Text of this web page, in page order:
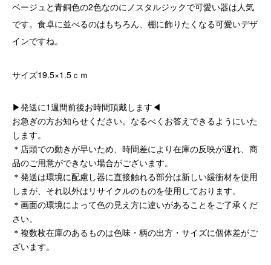
ベージュと青銅色の2色なのにノスタルジックで可愛い器は人気
です。食卓に並べるのはもちろん、棚に飾りたくなる可愛いデザ
インですね。
サイズ19.5×1.5ｃｍ
▶発送に1週間前後お時間頂戴します◀
お急ぎの方お知らせください。なるべくお答えできるようにいた
します。
＊店頭での動きが早いため、時間差により在庫の反映が遅れ、商
品のご用意ができない場合がございます。
＊発送は環境に配慮し器に直接触れる部分は新しい緩衝材を使用
しまが、それ以外はリサイクルのものを使用しております。
＊画面の環境によって色の見え方に違いがあることをご了承くだ
さい。
＊複数枚在庫のあるものは色味・柄の出方・サイズに個体差がご
ざいます。